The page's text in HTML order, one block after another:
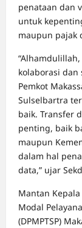
penataan dan
untuk
maupun pajak
kolaborasi
Pemkot
Sulselbartra
baik. Transfer
penting, baik
maupun
dalam hal
data,” ujar
Mantan
Modal
(DPMPTSP)